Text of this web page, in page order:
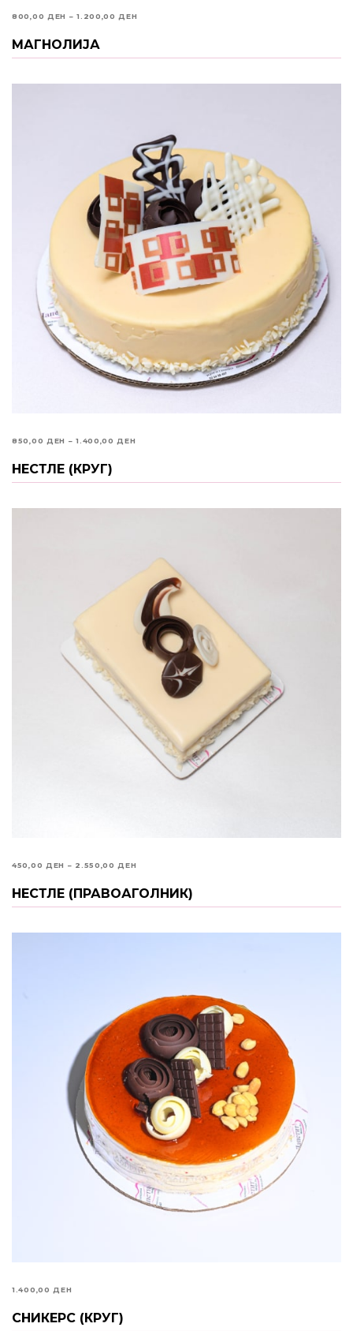
800,00 ДЕН – 1.200,00 ДЕН
1.200,00 ДЕН
ИЗБЕРИ ОПЦИИ
МАГНОЛИЈА
850,00 ДЕН – 1.400,00 ДЕН
1.400,00 ДЕН
ИЗБЕРИ ОПЦИИ
НЕСТЛЕ (КРУГ)
450,00 ДЕН – 2.550,00 ДЕН
450,00 ДЕН
2.550,00 ДЕН
ИЗБЕРИ ОПЦИИ
НЕСТЛЕ (ПРАВОАГОЛНИК)
1.400,00 ДЕН
ИЗБЕРИ ОПЦИИ
СНИКЕРС (КРУГ)